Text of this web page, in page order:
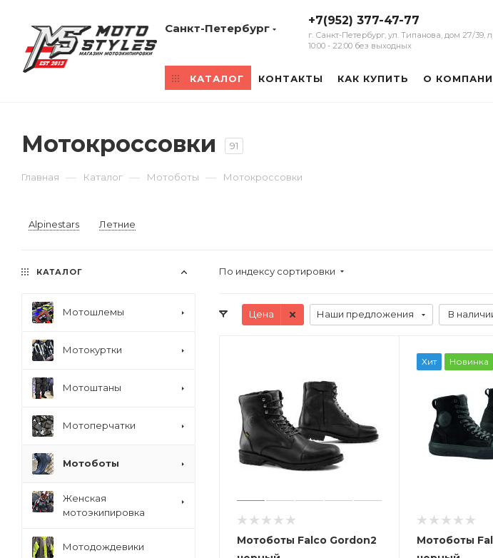
Санкт-Петербург
+7(952) 377-47-77
г. Санкт-Петербург, ул. Типанова, дом 27/39,
10:00 - 22:00 без выходных
КАТАЛОГ КОНТАКТЫ КАК КУПИТЬ О
Мотокроссовки 91
Главная — Каталог — Мотоботы — Мотокроссовки
Alpinestars Летние
По индексу сортировки
Цена Наши предложения В
Мотоботы Falco Gordon2
Хит Новинка
Мотоботы
КАТАЛОГ
Мотошлемы
Мотокуртки
Мотоштаны
Мотоперчатки
Мотоботы
Женская
мотоэкипировка
Мотодождевики